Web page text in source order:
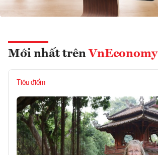
Mới nhất trên VnEconomy
Tiêu điểm